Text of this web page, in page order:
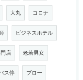
大丸 コロナ
ビジネスホテル
店 老若男女
ス停 ブロー